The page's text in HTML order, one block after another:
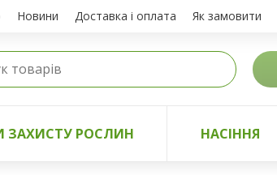
Новини Доставка і оплата Як замовити
ЗАХИСТУ РОСЛИН НАСІННЯ